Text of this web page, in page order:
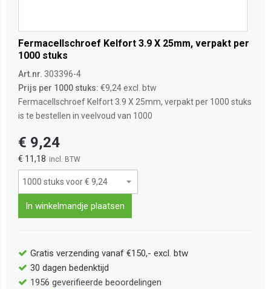
Fermacellschroef Kelfort 3.9 X 25mm, verpakt per
1000 stuks
Art.nr. 303396-4
Prijs per 1000 stuks: €9,24 excl. btw
Fermacellschroef Kelfort 3.9 X 25mm, verpakt per 1000 stuks
is te bestellen in veelvoud van 1000
€ 11,18
€ 9,24
In winkelmandje plaatsen
Gratis verzending vanaf €150,- excl. btw
30 dagen bedenktijd
1956 geverifieerde beoordelingen